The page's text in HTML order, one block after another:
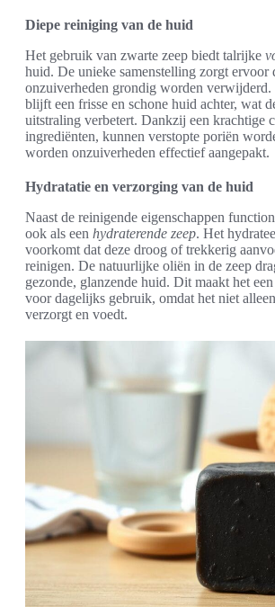
Diepe reiniging van de huid
Het gebruik van zwarte zeep biedt talrijke
huid. De unieke samenstelling zorgt ervoor
onzuiverheden grondig worden
blijft een frisse en schone huid achter, wat
uitstraling verbetert. Dankzij een krachtige
ingrediënten, kunnen verstopte poriën
worden onzuiverheden effectief aangepakt.
Hydratatie en verzorging van de huid
Naast de reinigende eigenschappen
ook als een hydraterende zeep. Het
voorkomt dat deze droog of trekkerig
reinigen. De natuurlijke oliën in de zeep
gezonde, glanzende huid. Dit maakt het
voor dagelijks gebruik, omdat het niet
verzorgt en voedt.